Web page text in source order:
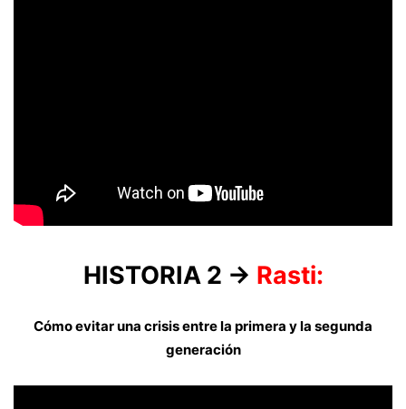
HISTORIA 2 → Rasti:
Cómo evitar una crisis entre la primera y la segunda
generación